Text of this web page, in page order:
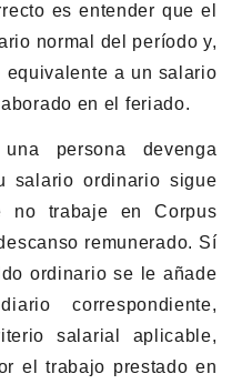
es entender que el
normal del período y,
equivalente a un salario
en el feriado.
persona devenga
salario ordinario sigue
no trabaje en Corpus
remunerado. Sí
ordinario se le añade
correspondiente,
salarial aplicable,
el trabajo prestado en